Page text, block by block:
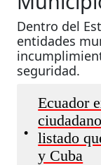
Dentro del
entidades
seguridad.
•
Ecuador
listado
y Cuba